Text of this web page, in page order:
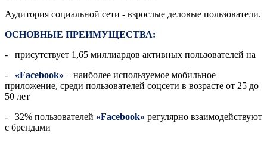
Аудитория социальной сети - взрослые деловые пользователи.
ОСНОВНЫЕ ПРЕИМУЩЕСТВА:
- присутствует 1,65 миллиардов активных пользователей на
- «Facebook» – наиболее используемое мобильное
приложение, среди пользователей соцсети в возрасте от 25 до
50 лет
- 32% пользователей «Facebook» регулярно взаимодействуют
с брендами